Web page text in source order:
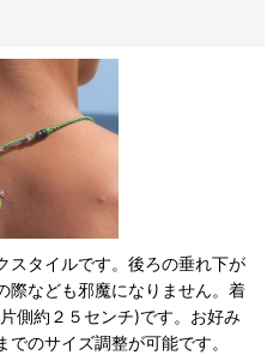
スタイルです。後ろの垂れ下が
際なども邪魔になりません。着
側約２５センチ)です。お好み
のサイズ調整が可能です。